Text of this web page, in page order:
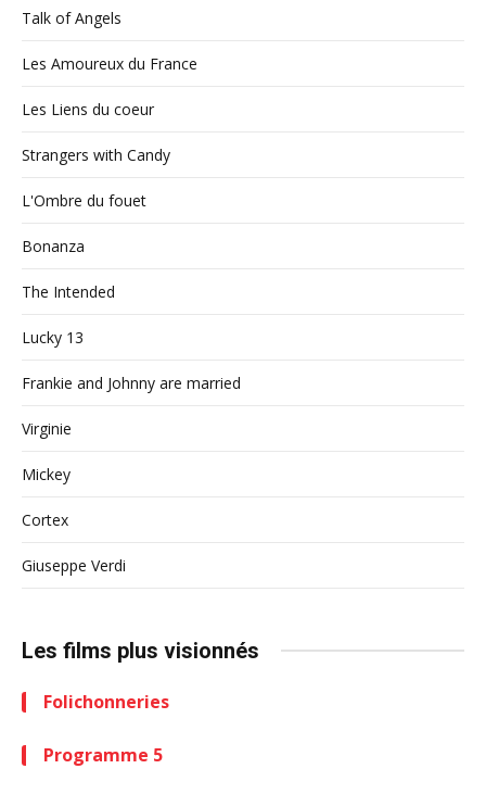
Talk of Angels
Les Amoureux du France
Les Liens du coeur
Strangers with Candy
L'Ombre du fouet
Bonanza
The Intended
Lucky 13
Frankie and Johnny are married
Virginie
Mickey
Cortex
Giuseppe Verdi
Les films plus visionnés
Folichonneries
Programme 5